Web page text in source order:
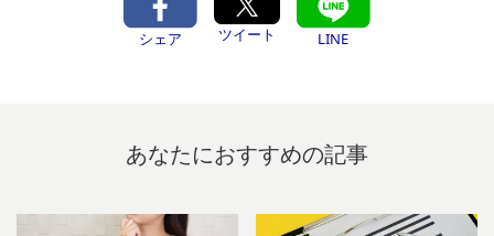
シェア ツイート LINE
あなたにおすすめの記事